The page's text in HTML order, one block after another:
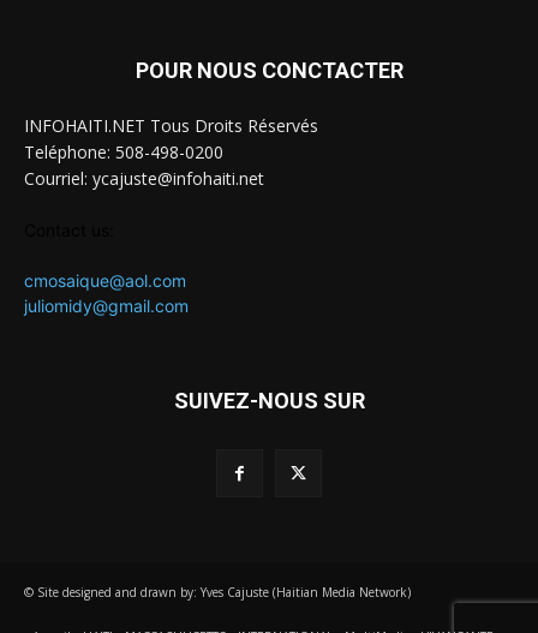
POUR NOUS CONCTACTER
INFOHAITI.NET Tous Droits Réservés
Teléphone: 508-498-0200
Courriel: ycajuste@infohaiti.net
cmosaique@aol.com
juliomidy@gmail.com
SUIVEZ-NOUS SUR
© Site designed and drawn by: Yves Cajuste (Haitian Media Network)